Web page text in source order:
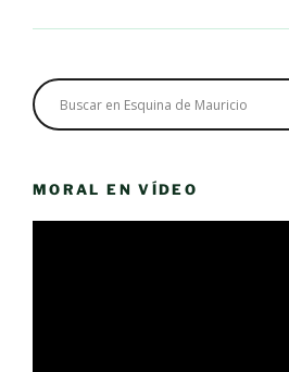
MORAL EN VÍDEO